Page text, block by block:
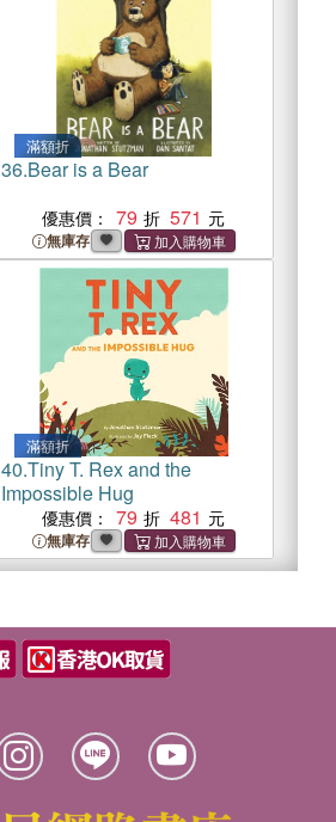
滿額折
36.Bear is a Bear
優惠價： 79 571
無庫存
滿額折
40.Tiny T. Rex and the
Impossible Hug
優惠價： 79 481
無庫存